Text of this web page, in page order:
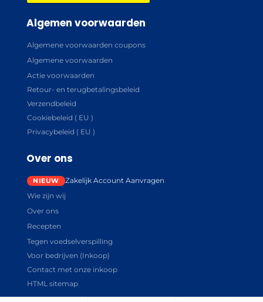
Algemen voorwaarden
Algemene voorwaarden coupons
Algemene voorwaarden
Actie voorwaarden
Retour- en terugbetalingsbeleid
Verzendbeleid
Cookiebeleid ( EU )
Privacybeleid ( EU )
Over ons
Zakelijk Account Aanvragen
Wie zijn wij
Over ons
Recepten
Tegen voedselverspilling
Voor bedrijven (Inkoop)
Contact met onze inkoop
HTML sitemap